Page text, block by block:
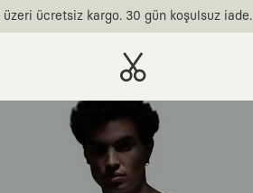
üzeri ücretsiz kargo. 30 gün koşulsuz iade.